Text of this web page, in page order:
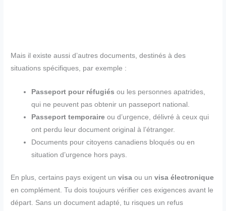
Mais il existe aussi d’autres documents, destinés à des
situations spécifiques, par exemple :
Passeport pour réfugiés ou les personnes apatrides,
qui ne peuvent pas obtenir un passeport national.
Passeport temporaire ou d’urgence, délivré à ceux qui
ont perdu leur document original à l’étranger.
Documents pour citoyens canadiens bloqués ou en
situation d’urgence hors pays.
En plus, certains pays exigent unvisa ou unvisa électronique
en complément. Tu dois toujours vérifier ces exigences avant le
départ. Sans un document adapté, tu risques un refus